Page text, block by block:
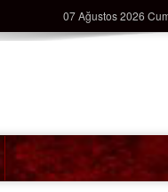
07 Ağustos 2026